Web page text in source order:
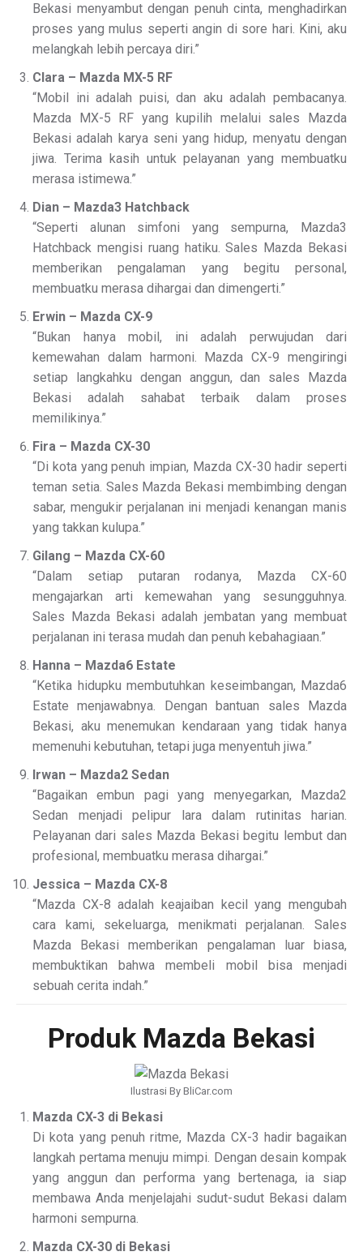
Bekasi menyambut dengan penuh cinta, menghadirkan
proses yang mulus seperti angin di sore hari. Kini, aku
melangkah lebih percaya diri.”
Clara – Mazda MX-5 RF
“Mobil ini adalah puisi, dan aku adalah pembacanya.
Mazda MX-5 RF yang kupilih melalui sales Mazda
Bekasi adalah karya seni yang hidup, menyatu dengan
jiwa. Terima kasih untuk pelayanan yang membuatku
merasa istimewa.”
Dian – Mazda3 Hatchback
“Seperti alunan simfoni yang sempurna, Mazda3
Hatchback mengisi ruang hatiku. Sales Mazda Bekasi
memberikan pengalaman yang begitu personal,
membuatku merasa dihargai dan dimengerti.”
Erwin – Mazda CX-9
“Bukan hanya mobil, ini adalah perwujudan dari
kemewahan dalam harmoni. Mazda CX-9 mengiringi
setiap langkahku dengan anggun, dan sales Mazda
Bekasi adalah sahabat terbaik dalam proses
memilikinya.”
Fira – Mazda CX-30
“Di kota yang penuh impian, Mazda CX-30 hadir seperti
teman setia. Sales Mazda Bekasi membimbing dengan
sabar, mengukir perjalanan ini menjadi kenangan manis
yang takkan kulupa.”
Gilang – Mazda CX-60
“Dalam setiap putaran rodanya, Mazda CX-60
mengajarkan arti kemewahan yang sesungguhnya.
Sales Mazda Bekasi adalah jembatan yang membuat
perjalanan ini terasa mudah dan penuh kebahagiaan.”
Hanna – Mazda6 Estate
“Ketika hidupku membutuhkan keseimbangan, Mazda6
Estate menjawabnya. Dengan bantuan sales Mazda
Bekasi, aku menemukan kendaraan yang tidak hanya
memenuhi kebutuhan, tetapi juga menyentuh jiwa.”
Irwan – Mazda2 Sedan
“Bagaikan embun pagi yang menyegarkan, Mazda2
Sedan menjadi pelipur lara dalam rutinitas harian.
Pelayanan dari sales Mazda Bekasi begitu lembut dan
profesional, membuatku merasa dihargai.”
Jessica – Mazda CX-8
“Mazda CX-8 adalah keajaiban kecil yang mengubah
cara kami, sekeluarga, menikmati perjalanan. Sales
Mazda Bekasi memberikan pengalaman luar biasa,
membuktikan bahwa membeli mobil bisa menjadi
sebuah cerita indah.”
Produk Mazda Bekasi
Ilustrasi By BliCar.com
Mazda CX-3 di Bekasi
Di kota yang penuh ritme, Mazda CX-3 hadir bagaikan
langkah pertama menuju mimpi. Dengan desain kompak
yang anggun dan performa yang bertenaga, ia siap
membawa Anda menjelajahi sudut-sudut Bekasi dalam
harmoni sempurna.
Mazda CX-30 di Bekasi